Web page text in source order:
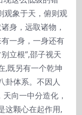
观象于天，俯则观
身，远取诸物，
一身，一身还有
立根”,邵子视天
,既另有一个乾坤
卦体系。不因人
向一中分造化，
这颗心在起作用,